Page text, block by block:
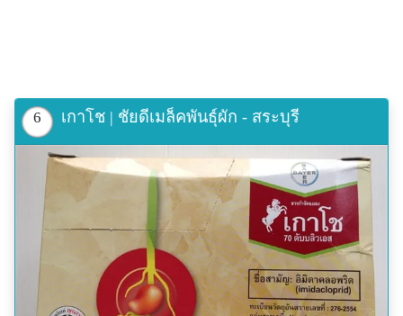
6 เกาโช | ชัยดีเมล็คพันธุ์ผัก - สระบุรี